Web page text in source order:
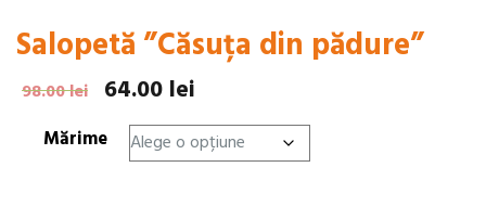
Salopetă ”Căsuța din pădure”
98.00lei
Prețul
inițial
a
64.00 lei
curent
este:
Mărime